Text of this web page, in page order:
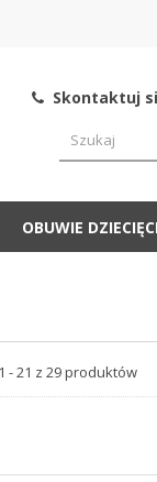
Skontaktuj
OBUWIE
- 21 z 29 produktów